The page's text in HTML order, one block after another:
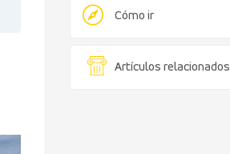
Cómo ir
Artículos relacionados